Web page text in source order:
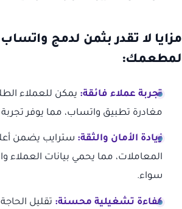
مزايا لا تقدر بثمن لدمج
لمطعمك:
تجربة عملاء فائقة: يمكن للعملاء
مغادرة تطبيق واتساب، مما يوفر
زيادة الأمان والثقة: سترايب يضمن
المعاملات، مما يحمي بيانات
سواء.
كفاءة تشغيلية محسنة: تقليل